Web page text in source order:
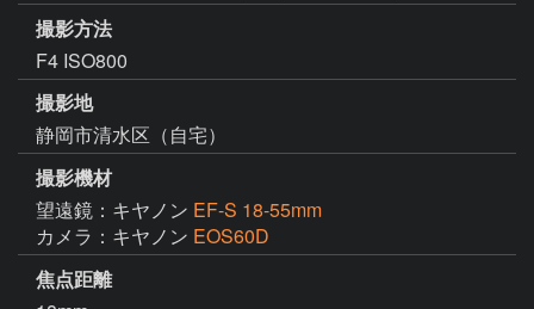
撮影方法
F4 ISO800
撮影地
静岡市清水区（自宅）
撮影機材
望遠鏡：キヤノン EF-S 18-55mm
カメラ：キヤノン EOS60D
焦点距離